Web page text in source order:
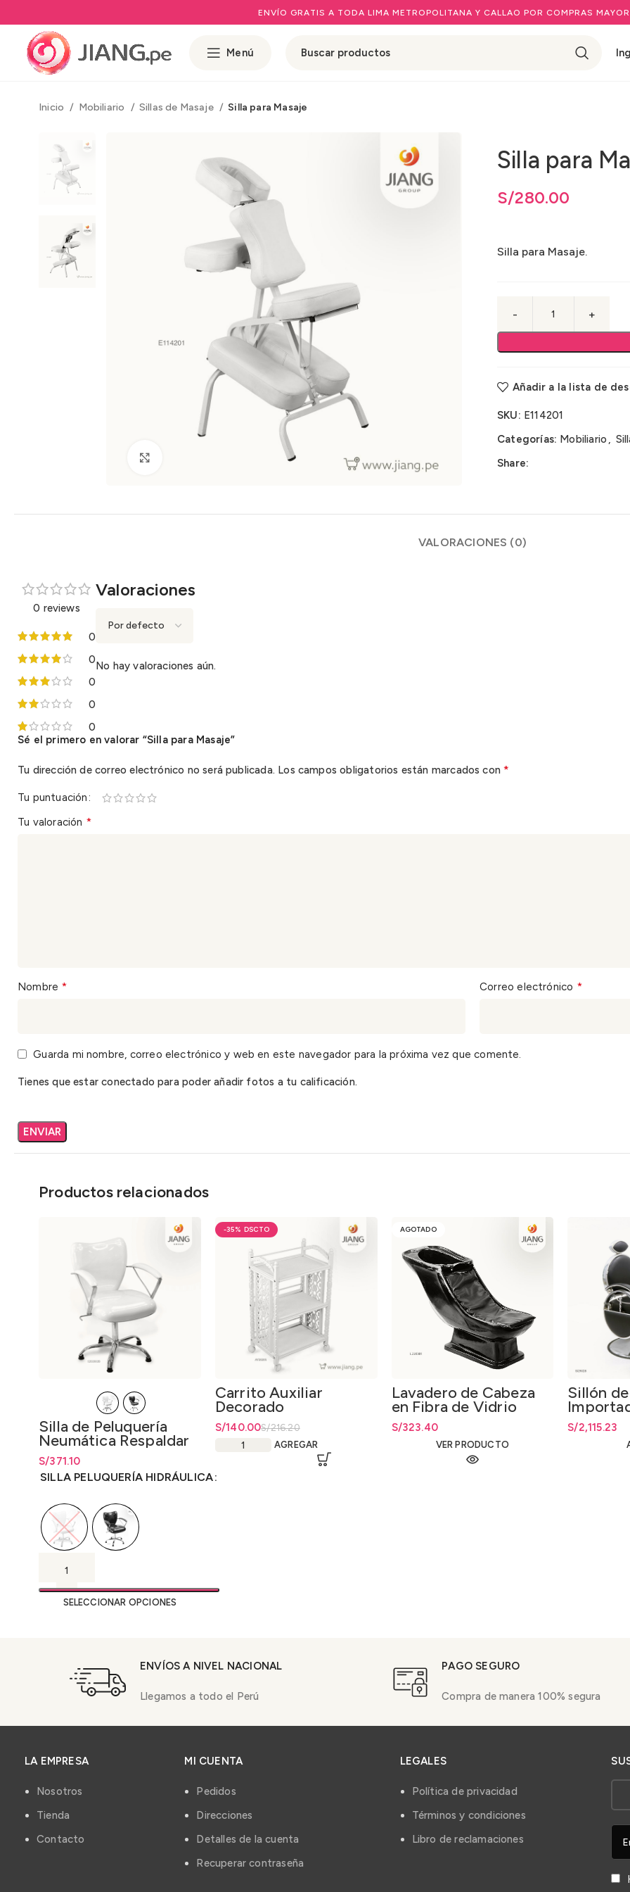
ENVÍO GRATIS A TODA LIMA METROPOLITANA Y CALLAO POR COMPRAS
Menú
Inicio Mobiliario Sillas de Masaje Silla para Masaje
Silla para
S/280.00
Silla para Masaje.
Añadir a la lista de
SKU: E114201
Categorías: Mobiliario ,
Share:
VALORACIONES (0)
0 reviews
0
0
0
0
0
Valoraciones
No hay valoraciones aún.
Sé el primero en valorar “Silla para Masaje”
Tu dirección de correo electrónico no será publicada. Los campos obligatorios están marcados con*
Tu puntuación
Tu valoración *
Nombre * Correo electrónico *
Guarda mi nombre, correo electrónico y web en este navegador para la próxima vez que comente.
Tienes que estar conectado para poder añadir fotos a tu calificación.
Productos relacionados
Silla de Peluquería
Neumática Respaldar
Corazón
S/371.10
Rango de precios: desde
S/371.10hasta S/371.10
SILLA PELUQUERÍA HIDRÁULICA
SELECCIONAR OPCIONES
-35%
Carrito Auxiliar
Decorado
S/216.20
El precio original era: S/216.20.
S/140.00
El precio actual es: S/140.00.
AGREGAR
AGOTADO
Lavadero de Cabeza
en Fibra de Vidrio
S/323.40
VER PRODUCTO
Sillón
S/2,115.23
ENVÍOS A NIVEL NACIONAL
Llegamos a todo el Perú
PAGO SEGURO
Compra de manera 100% segura
LA EMPRESA
Nosotros
Tienda
Contacto
MI CUENTA
Pedidos
Direcciones
Detalles de la cuenta
Recuperar contraseña
LEGALES
Política de privacidad
Términos y condiciones
Libro de reclamaciones